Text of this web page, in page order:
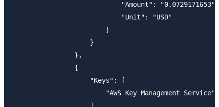
                            "Amount": "0.0729171653",
                            "Unit": "USD"
                        }
                    }
                },
                {
                    "Keys": [
                        "AWS Key Management Service"